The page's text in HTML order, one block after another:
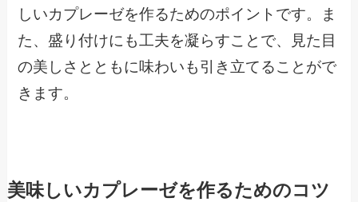
しいカプレーゼを作るためのポイントです。ま
た、盛り付けにも工夫を凝らすことで、見た目
の美しさとともに味わいも引き立てることがで
きます。
美味しいカプレーゼを作るためのコツ